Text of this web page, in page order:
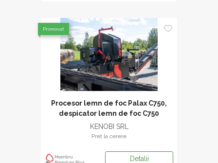
Procesor lemn de foc Palax C750,
despicator lemn de foc C750
KENOBI SRL
Pret la cerere
Detalii
Promovat